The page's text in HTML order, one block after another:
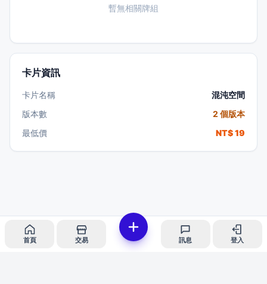
暫無相關牌組
卡片資訊
卡片名稱
混沌空間
版本數
2 個版本
最低價
NT$ 19
首頁 交易 訊息 登入